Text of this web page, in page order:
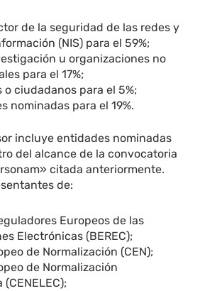
de la seguridad de las redes y
(NIS) para el 59%;
u organizaciones no
para el 17%;
o ciudadanos para el 5%;
nominadas para el 19%.
incluye entidades nominadas
del alcance de la convocatoria
citada anteriormente.
de:
Europeos de las
Electrónicas (BEREC);
de Normalización (CEN);
de Normalización